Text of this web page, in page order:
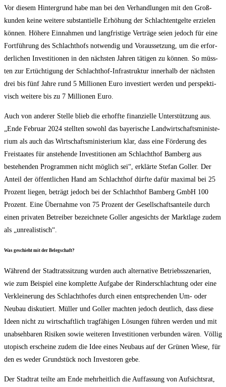
Vor die­sem Hin­ter­grund habe man bei den Ver­hand­lun­gen mit den Groß­
kun­den kei­ne wei­te­re sub­stan­ti­el­le Erhö­hung der Schlacht­ent­gel­te erzie­len
kön­nen. Höhe­re Ein­nah­men und lang­fris­ti­ge Ver­trä­ge sei­en jedoch für eine
Fort­füh­rung des Schlacht­hofs not­wen­dig und Vor­aus­set­zung, um die erfor­
der­li­chen Inves­ti­tio­nen in den nächs­ten Jah­ren täti­gen zu kön­nen. So müss­
ten zur Ertüch­ti­gung der Schlacht­hof-Infra­struk­tur inner­halb der nächs­ten
drei bis fünf Jah­re rund 5 Mil­lio­nen Euro inves­tiert wer­den und per­spek­ti­
visch wei­te­re bis zu 7 Mil­lio­nen Euro.
Auch von ande­rer Stel­le blieb die erhoff­te finan­zi­el­le Unter­stüt­zung aus.
„Ende Febru­ar 2024 stell­ten sowohl das baye­ri­sche Land­wirt­schafts­mi­nis­te­
ri­um als auch das Wirt­schafts­mi­nis­te­ri­um klar, dass eine För­de­rung des
Frei­staa­tes für anste­hen­de Inves­ti­tio­nen am Schlacht­hof Bam­berg aus
bestehen­den Pro­gram­men nicht mög­lich sei“, erklär­te Ste­fan Gol­ler. Der
Anteil der öffent­li­chen Hand am Schlacht­hof dürf­te dafür maxi­mal bei 25
Pro­zent lie­gen, beträgt jedoch bei der Schlacht­hof Bam­berg GmbH 100
Pro­zent. Eine Über­nah­me von 75 Pro­zent der Gesell­schafts­an­tei­le durch
einen pri­va­ten Betrei­ber bezeich­ne­te Gol­ler ange­sichts der Markt­la­ge zudem
als „unrea­lis­tisch“.
Was geschieht mit der Belegschaft?
Wäh­rend der Stadt­rats­sit­zung wur­den auch alter­na­ti­ve Betriebs­sze­na­ri­en,
wie zum Bei­spiel eine kom­plet­te Auf­ga­be der Rin­der­schlach­tung oder eine
Ver­klei­ne­rung des Schlacht­ho­fes durch einen ent­spre­chen­den Um- oder
Neu­bau dis­ku­tiert. Mül­ler und Gol­ler mach­ten jedoch deut­lich, dass die­se
Ideen nicht zu wirt­schaft­lich trag­fä­hi­gen Lösun­gen füh­ren wer­den und mit
unab­seh­ba­ren Risi­ken sowie wei­te­ren Inves­ti­tio­nen ver­bun­den wären. Völ­lig
uto­pisch erschei­ne zudem die Idee eines Neu­baus auf der Grü­nen Wie­se, für
den es weder Grund­stück noch Inves­to­ren gebe.
Der Stadt­rat teil­te am Ende mehr­heit­lich die Auf­fas­sung von Auf­sichts­rat,